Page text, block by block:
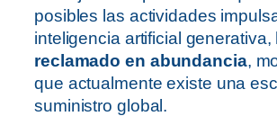
posibles las actividades
inteligencia artificial generativa,
reclamado en abundancia,
que actualmente existe una
suministro global.